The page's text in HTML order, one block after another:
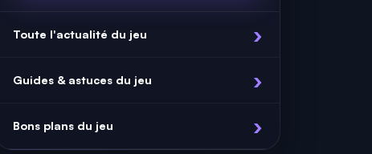
Toute l'actualité du jeu
Guides & astuces du jeu
Bons plans du jeu